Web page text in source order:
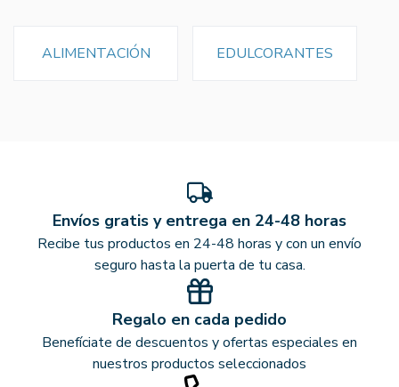
ALIMENTACIÓN EDULCORANTES
Envíos gratis y entrega en 24-48 horas
Recibe tus productos en 24-48 horas y con un envío
seguro hasta la puerta de tu casa.
Regalo en cada pedido
Benefíciate de descuentos y ofertas especiales en
nuestros productos seleccionados